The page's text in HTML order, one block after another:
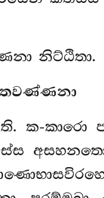
නිට්ඨිතා.
ක-කාරො